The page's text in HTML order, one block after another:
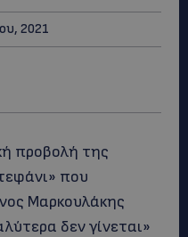
2021
προβολή της
που
Μαρκουλάκης
δεν γίνεται»